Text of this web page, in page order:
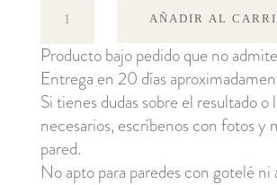
AÑADIR AL
Producto bajo pedido que no
Entrega en 20 días
Si tienes dudas sobre el resultado o
necesarios, escríbenos con fotos y
pared.
No apto para paredes con gotelé ni